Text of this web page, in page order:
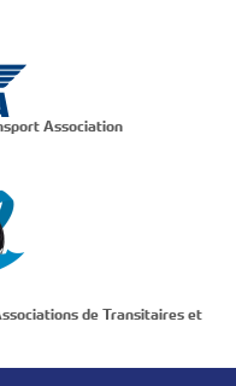
Association
de Transitaires et